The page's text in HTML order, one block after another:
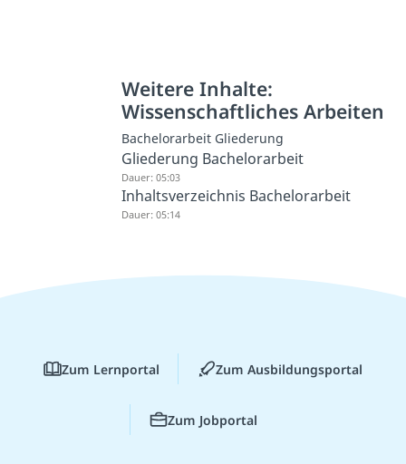
Weitere Inhalte:
Wissenschaftliches Arbeiten
Bachelorarbeit Gliederung
Gliederung Bachelorarbeit
Dauer: 05:03
Inhaltsverzeichnis Bachelorarbeit
Dauer: 05:14
Zum Lernportal Zum Ausbildungsportal
Zum Jobportal